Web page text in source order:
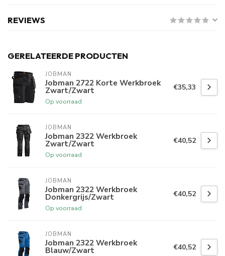
REVIEWS
GERELATEERDE PRODUCTEN
JOBMAN
Jobman 2722 Korte Werkbroek
Zwart/Zwart
Op voorraad
€35,33
JOBMAN
Jobman 2322 Werkbroek
Zwart/Zwart
Op voorraad
€40,52
JOBMAN
Jobman 2322 Werkbroek
Donkergrijs/Zwart
Op voorraad
€40,52
JOBMAN
Jobman 2322 Werkbroek
Blauw/Zwart €40,52